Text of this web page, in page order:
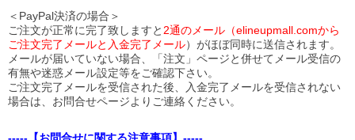
＜PayPal決済の場合＞
ご注文が正常に完了致しますと 2通のメール（elineupmall.comから
ご注文完了メールと入金完了メール）がほぼ同時に送信されます。
メールが届いていない場合、「注文」ページと併せてメール受信の
有無や迷惑メール設定等をご確認下さい。
ご注文完了メールを受信された後、入金完了メールを受信されない
場合は、お問合せページよりご連絡ください。